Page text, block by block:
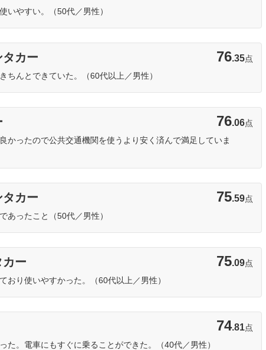
いやすい。（50代／男性）
カー 76.35点
ちんとできていた。（60代以上／男性）
76.06点
かったので公共交通機関を使うより安く済んで満足していま
カー 75.59点
あったこと（50代／男性）
カー 75.09点
おり使いやすかった。（60代以上／男性）
74.81点
た。電車にもすぐに乗ることができた。（40代／男性）